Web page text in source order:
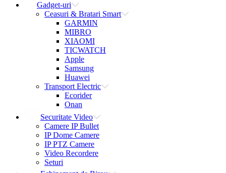
Gadget-uri
Ceasuri & Bratari Smart
GARMIN
MIBRO
XIAOMI
TICWATCH
Apple
Samsung
Huawei
Transport Electric
Ecorider
Onan
Securitate Video
Camere IP Bullet
IP Dome Camere
IP PTZ Camere
Video Recordere
Seturi